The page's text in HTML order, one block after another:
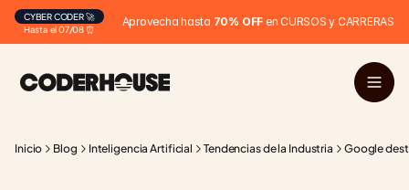
Hasta el 07/08 ⏰
CYBER CODER 🚀 Aprovecha hasta 70% OFF en CURSOS y CARRERAS
Inicio Blog Inteligencia Artificial Tendencias de la Industria Google